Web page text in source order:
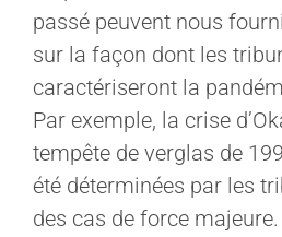
passé peuvent nous
sur la façon dont les
caractériseront la
Par exemple, la crise
tempête de verglas de
été déterminées par les
des cas de force